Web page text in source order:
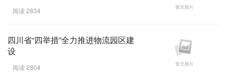
阅读 2834
四川省“四举措”全力推进物流园区建
设
阅读 2804